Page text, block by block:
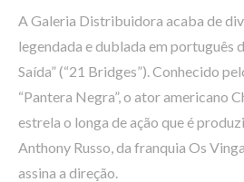
A Galeria Distribuidora acaba de
legendada e dublada em português
Saída” (“21 Bridges”). Conhecido
“Pantera Negra”, o ator americano
estrela o longa de ação que é
Anthony Russo, da franquia Os
assina a direção.